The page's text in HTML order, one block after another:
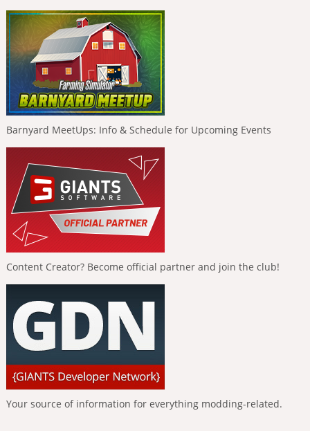
Barnyard MeetUps: Info & Schedule for Upcoming Events
Content Creator? Become official partner and join the club!
Your source of information for everything modding-related.